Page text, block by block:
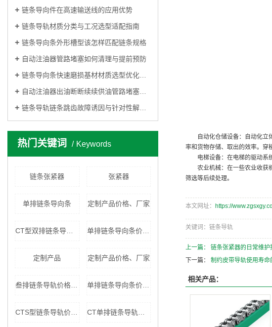
链条导向件在高速输送线的应用优势
链条导轨材质分类与工况选型适配指南
链条导向条外形槽型该怎样匹配链条规格
自动注油器管路堵塞如何清理与提前预防
链条导向条快速磨损基材材质选型优化思路
自动注油器出油断断续续供油管路堵塞排查方法
链条导轨链条跳齿故障诱因与针对性解决方法
热门关键词 Keywords
链条张紧器 张紧器
单排链条导向条 定制产品价格、厂家
单排链条导向条价格、厂家
定制产品 定制产品价格、厂家
单排链条导向条价格、厂家
自动化仓储设备：自动化立体
率和货物存储、取出的效率。穿
电梯设备：在电梯的驱动系统
农业机械：在一些农业收获机
筛选等后续处理。
本文网址： https://
关键词：链条导轨
上一篇： 链条张紧器的日常维护
下一篇：
制约皮带导轨使用寿命
相关产品：